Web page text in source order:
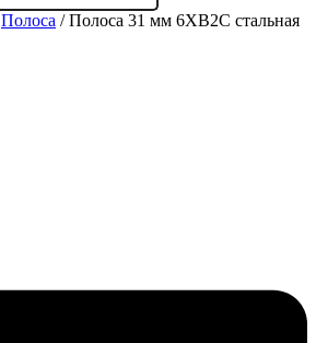
Полоса / Полоса 31 мм 6ХВ2С стальная